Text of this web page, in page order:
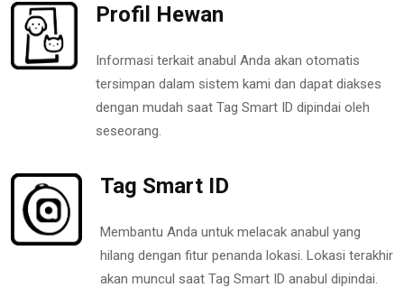
Profil Hewan
Informasi terkait anabul Anda akan otomatis
tersimpan dalam sistem kami dan dapat diakses
dengan mudah saat Tag Smart ID dipindai oleh
seseorang.
Tag Smart ID
Membantu Anda untuk melacak anabul yang
hilang dengan fitur penanda lokasi. Lokasi terakhir
akan muncul saat Tag Smart ID anabul dipindai.